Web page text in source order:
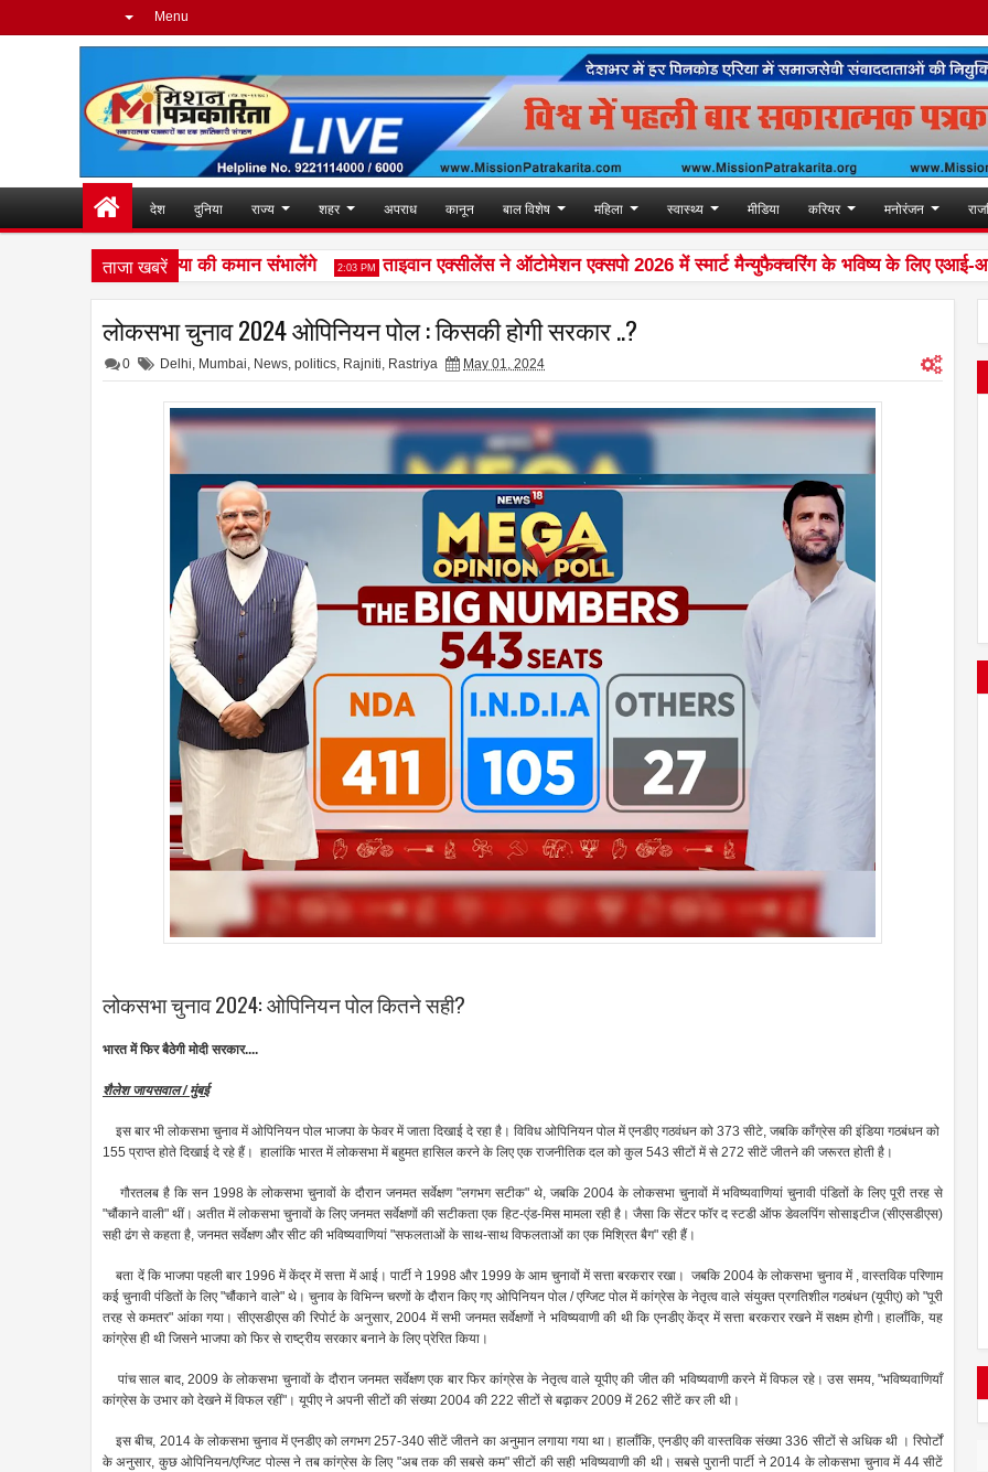
Menu
देश दुनिया राज्य शहर अपराध कानून बाल विशेष महिला स्वास्थ्य मीडिया करियर मनोरंजन
ताजा खबरें
यूरो फ्रेगरेंस इंडिया की कमान संभालेंगे 2:03 PM ताइवान एक्सीलेंस ने ऑटोमेशन एक्सपो 2026 में स्मार्ट मैन्युफैक्चरिंग के भविष्य के लिए एआई-
लोकसभा चुनाव 2024 ओपिनियन पोल : किसकी होगी सरकार ..?
0 Delhi, Mumbai, News, politics, Rajniti, Rastriya May 01, 2024
लोकसभा चुनाव 2024: ओपिनियन पोल कितने सही?
भारत में फिर बैठेगी मोदी सरकार....
शैलेश जायसवाल / मुंबई
इस बार भी लोकसभा चुनाव में ओपिनियन पोल भाजपा के फेवर में जाता दिखाई दे रहा है। विविध ओपिनियन पोल में एनडीए गठवंधन को 373 सीटे, जबकि कॉंग्रेस की इंडिया गठबंधन को
155 प्राप्त होते दिखाई दे रहे हैं। हालांकि भारत में लोकसभा में बहुमत हासिल करने के लिए एक राजनीतिक दल को कुल 543 सीटों में से 272 सीटें जीतने की जरूरत होती है।
गौरतलब है कि सन 1998 के लोकसभा चुनावों के दौरान जनमत सर्वेक्षण "लगभग सटीक" थे, जबकि 2004 के लोकसभा चुनावों में भविष्यवाणियां चुनावी पंडितों के लिए पूरी तरह से
"चौंकाने वाली" थीं। अतीत में लोकसभा चुनावों के लिए जनमत सर्वेक्षणों की सटीकता एक हिट-एंड-मिस मामला रही है। जैसा कि सेंटर फॉर द स्टडी ऑफ डेवलपिंग सोसाइटीज (सीएसडीएस)
सही ढंग से कहता है, जनमत सर्वेक्षण और सीट की भविष्यवाणियां "सफलताओं के साथ-साथ विफलताओं का एक मिश्रित बैग" रही हैं।
बता दें कि भाजपा पहली बार 1996 में केंद्र में सत्ता में आई। पार्टी ने 1998 और 1999 के आम चुनावों में सत्ता बरकरार रखा। जबकि 2004 के लोकसभा चुनाव में , वास्तविक परिणाम
कई चुनावी पंडितों के लिए "चौंकाने वाले" थे। चुनाव के विभिन्न चरणों के दौरान किए गए ओपिनियन पोल / एग्जिट पोल में कांग्रेस के नेतृत्व वाले संयुक्त प्रगतिशील गठबंधन (यूपीए) को "पूरी
तरह से कमतर" आंका गया। सीएसडीएस की रिपोर्ट के अनुसार, 2004 में सभी जनमत सर्वेक्षणों ने भविष्यवाणी की थी कि एनडीए केंद्र में सत्ता बरकरार रखने में सक्षम होगी। हालाँकि, यह
कांग्रेस ही थी जिसने भाजपा को फिर से राष्ट्रीय सरकार बनाने के लिए प्रेरित किया।
पांच साल बाद, 2009 के लोकसभा चुनावों के दौरान जनमत सर्वेक्षण एक बार फिर कांग्रेस के नेतृत्व वाले यूपीए की जीत की भविष्यवाणी करने में विफल रहे। उस समय, "भविष्यवाणियाँ
कांग्रेस के उभार को देखने में विफल रहीं"। यूपीए ने अपनी सीटों की संख्या 2004 की 222 सीटों से बढ़ाकर 2009 में 262 सीटें कर ली थी।
इस बीच, 2014 के लोकसभा चुनाव में एनडीए को लगभग 257-340 सीटें जीतने का अनुमान लगाया गया था। हालाँकि, एनडीए की वास्तविक संख्या 336 सीटों से अधिक थी । रिपोर्टों
के अनुसार, कुछ ओपिनियन/एग्जिट पोल्स ने तब कांग्रेस के लिए "अब तक की सबसे कम" सीटों की सही भविष्यवाणी की थी। सबसे पुरानी पार्टी ने 2014 के लोकसभा चुनाव में 44 सीटें